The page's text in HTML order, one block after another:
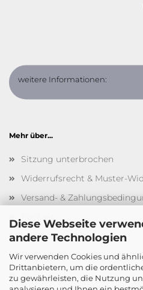
Diese Webseite
andere Technologien
Wir verwenden Cookies und
Drittanbietern, um die
zu gewährleisten, die Nutzung
weitere Informationen:
Mehr über...
Sitzung unterbrochen
Widerrufsrecht & Muster-
Versand- &
Impressum
Callback Service
AGB